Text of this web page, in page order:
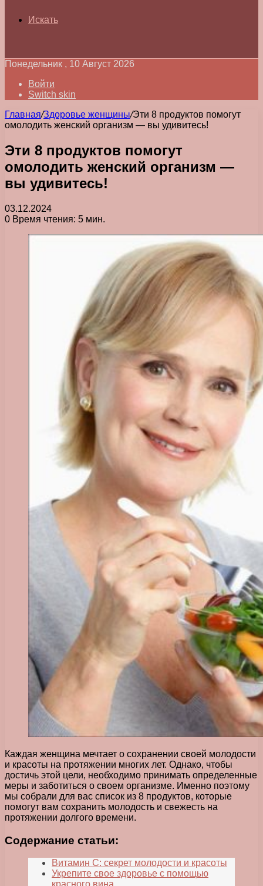
Искать
Понедельник , 10 Август 2026
Войти
Switch skin
Главная/Здоровье женщины/Эти 8 продуктов помогут
омолодить женский организм — вы удивитесь!
Эти 8 продуктов помогут
омолодить женский организм —
вы удивитесь!
03.12.2024
0 Время чтения: 5 мин.
Каждая женщина мечтает о сохранении своей молодости
и красоты на протяжении многих лет. Однако, чтобы
достичь этой цели, необходимо принимать определенные
меры и заботиться о своем организме. Именно поэтому
мы собрали для вас список из 8 продуктов, которые
помогут вам сохранить молодость и свежесть на
протяжении долгого времени.
Содержание статьи:
Витамин С: секрет молодости и красоты
Укрепите свое здоровье с помощью